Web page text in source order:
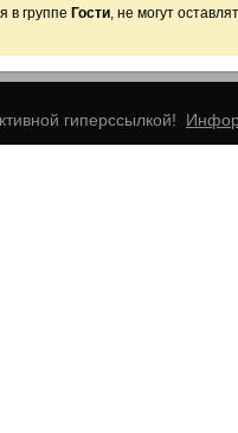
в группе Гости, не могут
гиперссылкой!